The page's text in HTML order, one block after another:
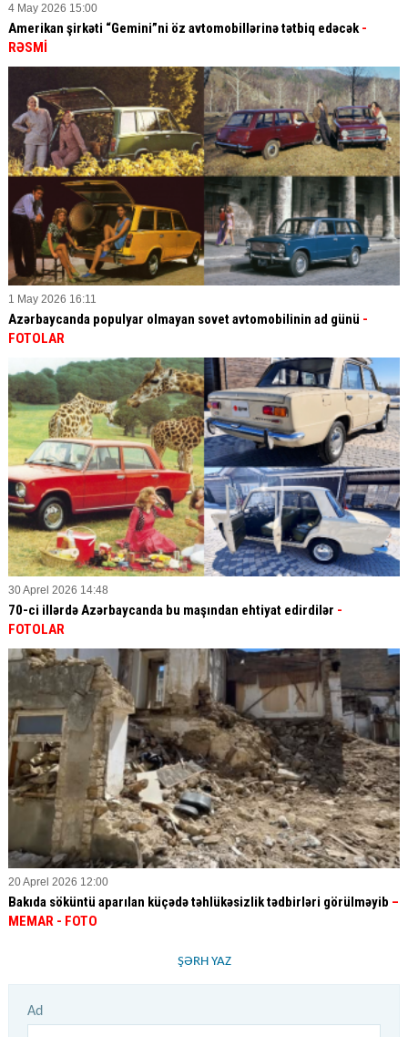
4 May 2026 15:00
Amerikan şirkəti “Gemini”ni öz avtomobillərinə tətbiq edəcək-
RƏSMİ
1 May 2026 16:11
Azərbaycanda populyar olmayan sovet avtomobilinin ad günü -
FOTOLAR
30 Aprel 2026 14:48
70-ci illərdə Azərbaycanda bu maşından ehtiyat edirdilər -
FOTOLAR
20 Aprel 2026 12:00
Bakıda söküntü aparılan küçədə təhlükəsizlik tədbirləri görülməyib –
MEMAR - FOTO
ŞƏRH YAZ
Ad